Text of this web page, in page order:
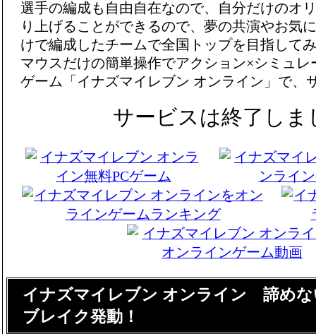
選手の編成も自由自在なので、自分だけのオ
り上げることができるので、夢の共演やお気
けで編成したチームで全国トップを目指して
マウスだけの簡単操作でアクション×シミュ
ゲーム「イナズマイレブン オンライン」で、
サービスは終了しま
イナズマイレブン オンライン 諦めな
ブレイク発動！